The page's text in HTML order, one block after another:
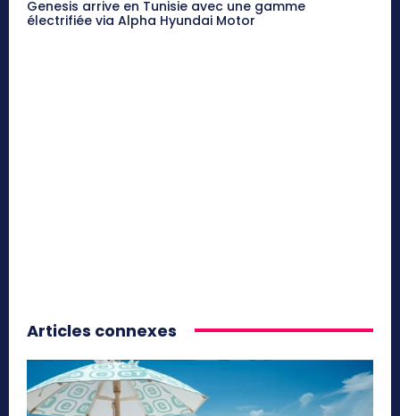
Genesis arrive en Tunisie avec une gamme
électrifiée via Alpha Hyundai Motor
Articles connexes